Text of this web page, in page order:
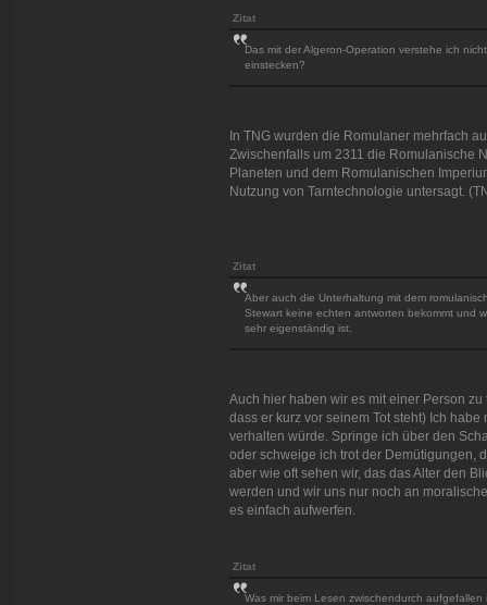
Zitat
Das mit der Algeron-Operation verstehe ich
einstecken?
In TNG wurden die Romulaner mehrfach
Zwischenfalls um 2311 die Romulanische
Planeten und dem Romulanischen
Nutzung von Tarntechnologie untersagt.
Zitat
Aber auch die Unterhaltung mit dem
Stewart keine echten antworten bekommt und
sehr eigenständig ist.
Auch hier haben wir es mit einer Person
dass er kurz vor seinem Tot steht) Ich
verhalten würde. Springe ich über den
oder schweige ich trot der Demütigungen,
aber wie oft sehen wir, das das Alter den
werden und wir uns nur noch an
es einfach aufwerfen.
Zitat
Was mir beim Lesen zwischendurch